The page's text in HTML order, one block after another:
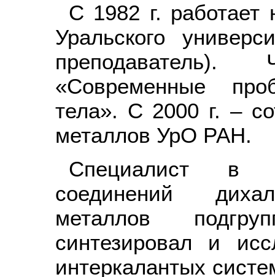
С 1982 г. работает
Уральского
«Современные
тела». С 2000 г. –
металлов УрО РАН.
Специалист в
соединений
металлов
синтезировал и
интеркалантых